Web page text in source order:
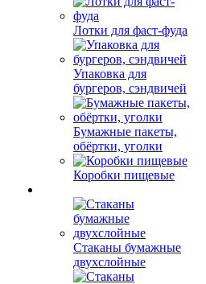
Лотки для фаст-фуда
Упаковка для
бургеров, сэндвичей
Бумажные пакеты,
обёртки, уголки
Коробки пищевые
Стаканы бумажные
двухслойные